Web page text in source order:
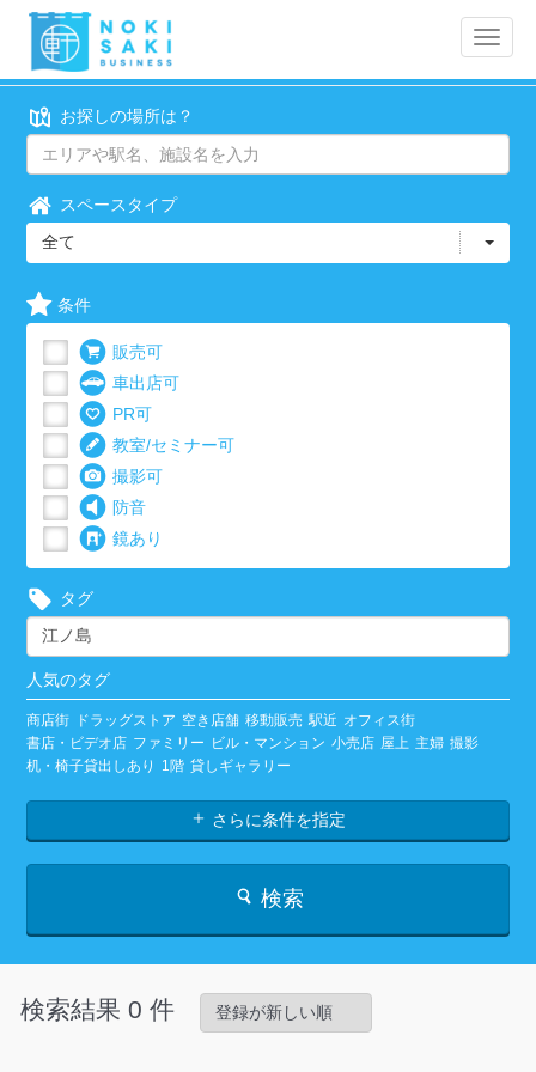
Toggle
お探しの場所は？
スペースタイプ
全て
条件
販売可
車出店可
PR可
教室/セミナー可
撮影可
防音
鏡あり
タグ
人気のタグ
商店街 ドラッグストア 空き店舗 移動販売 駅近 オフィス街
書店・ビデオ店 ファミリー ビル・マンション 小売店 屋上 主婦 撮影
机・椅子貸出しあり
1階 貸しギャラリー
さらに条件を指定
検索
検索結果 0 件